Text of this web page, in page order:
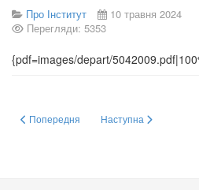
Про Інститут
10 травня 2024
Перегляди: 5353
{pdf=images/depart/
Попередня стаття: Кодекс академічної
Попередня Наступна стаття:
Наступна